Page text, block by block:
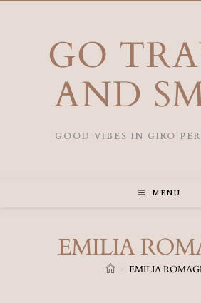
GO
AND
GOOD VIBES IN GIRO
MENU
EMILIA
> EMILIA